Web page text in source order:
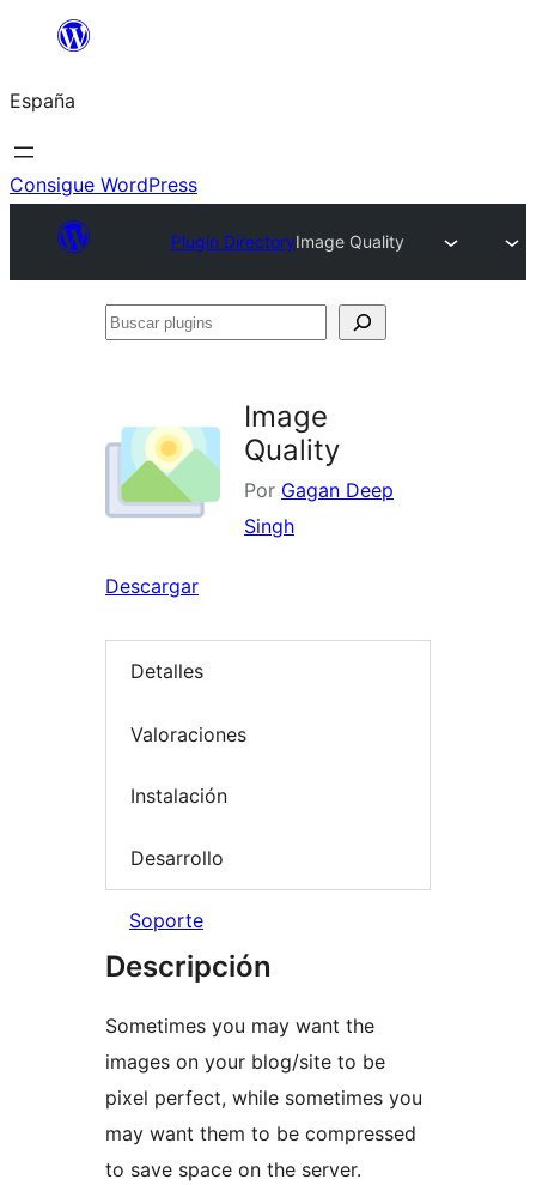
Saltar
contenido
España
Consigue WordPress
Plugin DirectoryImage Quality
Buscar
Image
Quality
Por Gagan Deep
Singh
Descargar
Detalles
Valoraciones
Instalación
Desarrollo
Soporte
Descripción
Sometimes you may want the
images on your blog/site to be
pixel perfect, while sometimes you
may want them to be compressed
to save space on the server.